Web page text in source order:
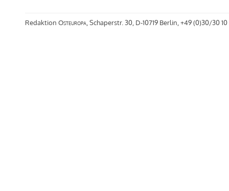
Redaktion Osteuropa , Schaperstr. 30, D-10719 Berlin, +49 (0)30/30